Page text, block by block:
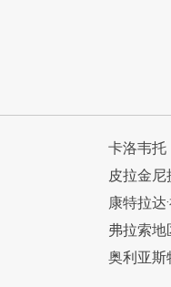
卡洛韦托
皮拉金尼
康特拉达
弗拉索地
奥利亚斯